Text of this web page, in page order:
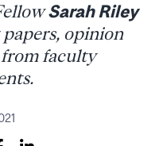
Sarah Riley
opinion
from faculty